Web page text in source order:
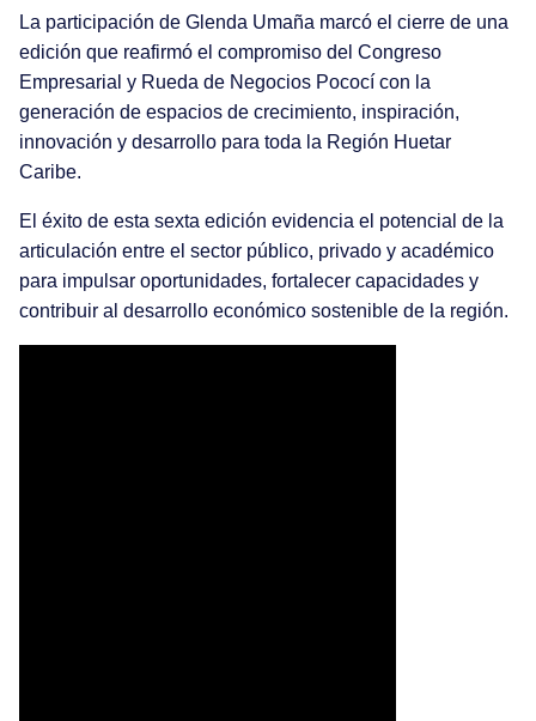
La participación de Glenda Umaña marcó el cierre de una
edición que reafirmó el compromiso del Congreso
Empresarial y Rueda de Negocios Pococí con la
generación de espacios de crecimiento, inspiración,
innovación y desarrollo para toda la Región Huetar
Caribe.
El éxito de esta sexta edición evidencia el potencial de la
articulación entre el sector público, privado y académico
para impulsar oportunidades, fortalecer capacidades y
contribuir al desarrollo económico sostenible de la región.